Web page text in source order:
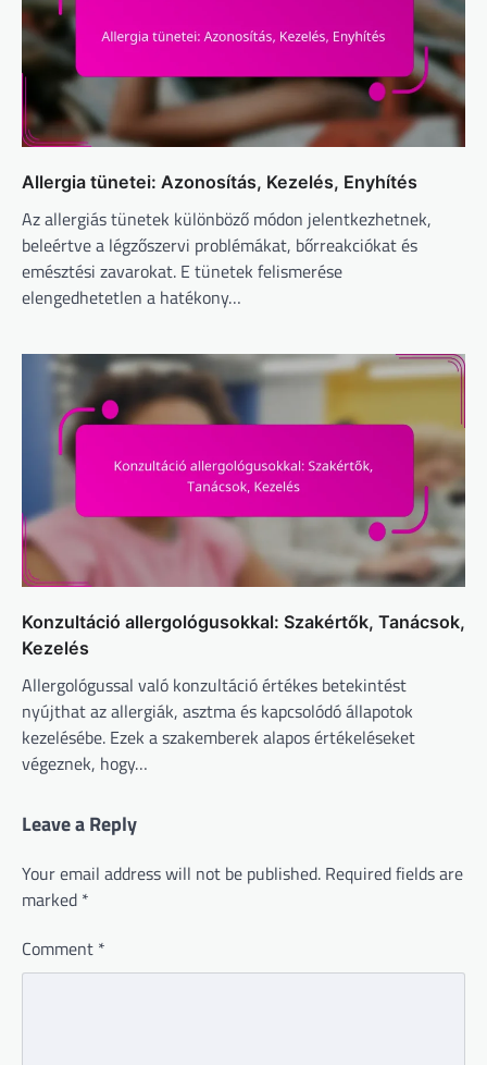
Allergia tünetei: Azonosítás, Kezelés, Enyhítés
Az allergiás tünetek különböző módon jelentkezhetnek,
beleértve a légzőszervi problémákat, bőrreakciókat és
emésztési zavarokat. E tünetek felismerése
elengedhetetlen a hatékony…
Konzultáció allergológusokkal: Szakértők, Tanácsok,
Kezelés
Allergológussal való konzultáció értékes betekintést
nyújthat az allergiák, asztma és kapcsolódó állapotok
kezelésébe. Ezek a szakemberek alapos értékeléseket
végeznek, hogy…
Leave a Reply
Your email address will not be published. Required fields are
marked *
Comment *